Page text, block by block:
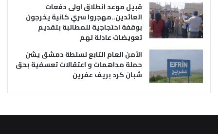
قبيل موعد انطلاق اولى دفعات
العائدين..مهجروا سري كانية يخرجون
بوقفة احتجاجية للمطالبة بتقديم
تعويضات عادلة لهم
الأمن العام التابع لسلطة دمشق يشن
حملة مداهمات و اعتقالات تعسفية بحق
شبان كرد بريف عفرين